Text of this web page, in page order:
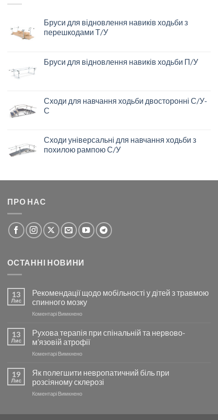
Бруси для відновлення навиків ходьби з
перешкодами Т/У
Бруси для відновлення навиків ходьби П/У
Сходи для навчання ходьби двосторонні С/У-
С
Сходи універсальні для навчання ходьби з
похилою рампою С/У
ПРО НАС
ОСТАННІ НОВИНИ
13
Лис
Рекомендації щодо мобільності у дітей з травмою
спинного мозку
Коментарі Вимкненодо
щодо
мобільності
у
дітей
травмою
спинного
мозку
13
Лис
Рухова терапія при спінальній та нервово-
м’язовій атрофії
Коментарі Вимкненодо
при
спінальній
та
19
Лис
Як полегшити невропатичний біль при
розсіяному склерозі
Коментарі Вимкненодо